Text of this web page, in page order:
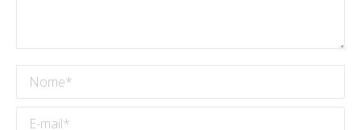
Nome *
E-mail *